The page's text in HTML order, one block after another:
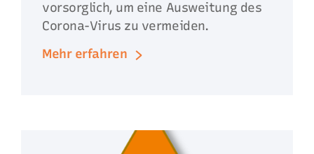
vorsorglich, um eine Ausweitung des
Corona-Virus zu vermeiden.
Mehr erfahren